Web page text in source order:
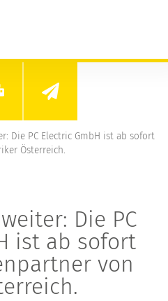
Die PC Electric GmbH ist ab sofort
Österreich.
Die PC
ist ab sofort
von